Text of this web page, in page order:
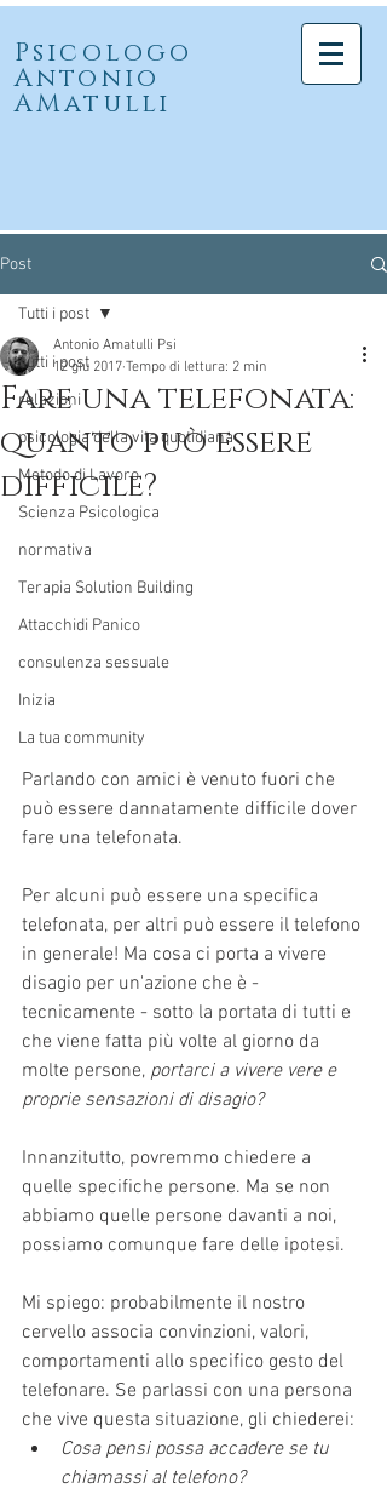
Psicologo
Antonio
AMatulli
Post
Tutti i post
relazioni
psicologia della vita quotidiana
Metodo di Lavoro
Scienza Psicologica
normativa
Terapia Solution Building
Attacchidi Panico
consulenza sessuale
Inizia
La tua community
Tutti i post
Fare una telefonata:
quanto può essere
difficile?
Antonio Amatulli Psi
12 giu 2017 Tempo di lettura: 2 min
Parlando con amici è venuto fuori che
può essere dannatamente difficile dover
fare una telefonata.
Per alcuni può essere una specifica
telefonata, per altri può essere il telefono
in generale! Ma cosa ci porta a vivere
disagio per un'azione che è -
tecnicamente - sotto la portata di tutti e
che viene fatta più volte al giorno da
molte persone, portarci a vivere vere e
proprie sensazioni di disagio?
Innanzitutto, povremmo chiedere a
quelle specifiche persone. Ma se non
abbiamo quelle persone davanti a noi,
possiamo comunque fare delle ipotesi.
Mi spiego: probabilmente il nostro
cervello associa convinzioni, valori,
comportamenti allo specifico gesto del
telefonare. Se parlassi con una persona
che vive questa situazione, gli chiederei:
Cosa pensi possa accadere se tu
chiamassi al telefono?